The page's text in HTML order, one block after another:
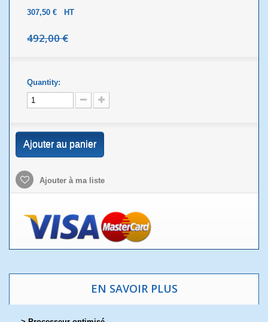
307,50 € HT
492,00 €
Quantity:
Ajouter au panier
Ajouter à ma liste
EN SAVOIR PLUS